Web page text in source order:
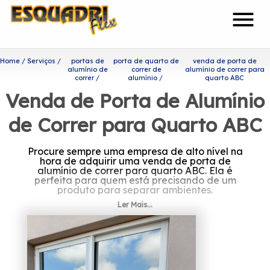
menu
Home Serviços
portas de
alumínio de
correr
porta de quarto de
correr de
alumínio
venda de porta de
alumínio de correr para
quarto ABC
Venda de Porta de Alumínio
de Correr para Quarto ABC
Procure sempre uma empresa de alto nível na
hora de adquirir uma venda de porta de
alumínio de correr para quarto ABC. Ela é
perfeita para quem está precisando de um
produto para separar ambientes.
Você está procurando por
venda de porta de alumínio
de correr para quarto ABC?
A Esquadriflex tem a sua organização
Ler Mais...